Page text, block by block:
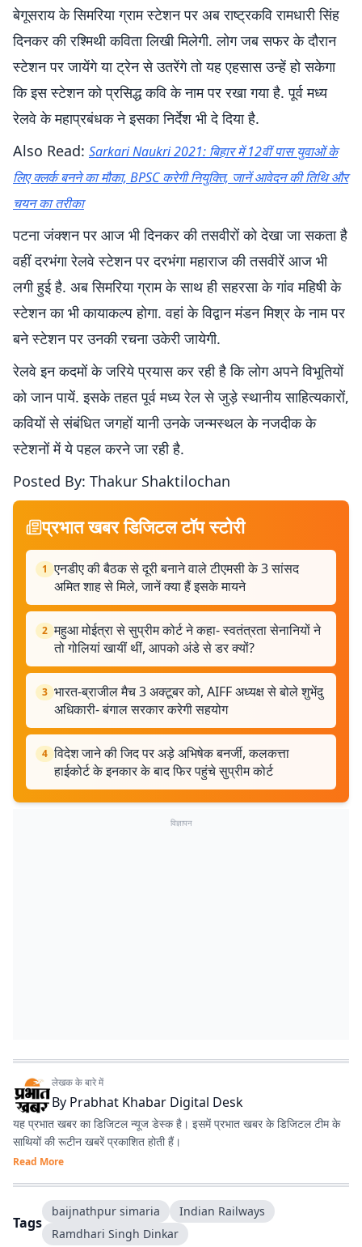
बेगूसराय के सिमरिया ग्राम स्टेशन पर अब राष्ट्रकवि रामधारी सिंह
दिनकर की रश्मिथी कविता लिखी मिलेगी. लोग जब सफर के दौरान
स्टेशन पर जायेंगे या ट्रेन से उतरेंगे तो यह एहसास उन्हें हो सकेगा
कि इस स्टेशन को प्रसिद्ध कवि के नाम पर रखा गया है. पूर्व मध्य
रेलवे के महाप्रबंधक ने इसका निर्देश भी दे दिया है.
Also Read: Sarkari Naukri 2021: बिहार में 12वीं पास युवाओं के
लिए क्लर्क बनने का मौका, BPSC करेगी नियुक्ति, जानें आवेदन की तिथि और
चयन का तरीका
पटना जंक्शन पर आज भी दिनकर की तसवीरों को देखा जा सकता है
वहीं दरभंगा रेलवे स्टेशन पर दरभंगा महाराज की तसवीरें आज भी
लगी हुई है. अब सिमरिया ग्राम के साथ ही सहरसा के गांव महिषी के
स्टेशन का भी कायाकल्प होगा. वहां के विद्वान मंडन मिश्र के नाम पर
बने स्टेशन पर उनकी रचना उकेरी जायेगी.
रेलवे इन कदमों के जरिये प्रयास कर रही है कि लोग अपने विभूतियों
को जान पायें. इसके तहत पूर्व मध्य रेल से जुड़े स्थानीय साहित्यकारों,
कवियों से संबंधित जगहों यानी उनके जन्मस्थल के नजदीक के
स्टेशनों में ये पहल करने जा रही है.
Posted By: Thakur Shaktilochan
प्रभात खबर डिजिटल टॉप स्टोरी
1 एनडीए की बैठक से दूरी बनाने वाले टीएमसी के 3 सांसद
अमित शाह से मिले, जानें क्या हैं इसके मायने
2 महुआ मोईत्रा से सुप्रीम कोर्ट ने कहा- स्वतंत्रता सेनानियों ने
तो गोलियां खायीं थीं, आपको अंडे से डर क्यों?
3 भारत-ब्राजील मैच 3 अक्टूबर को, AIFF अध्यक्ष से बोले शुभेंदु
अधिकारी- बंगाल सरकार करेगी सहयोग
4 विदेश जाने की जिद पर अड़े अभिषेक बनर्जी, कलकत्ता
हाईकोर्ट के इनकार के बाद फिर पहुंचे सुप्रीम कोर्ट
विज्ञापन
लेखक के बारे में
By Prabhat Khabar Digital Desk
यह प्रभात खबर का डिजिटल न्यूज डेस्क है। इसमें प्रभात खबर के डिजिटल टीम के
साथियों की रूटीन खबरें प्रकाशित होती हैं।
Read More
Tags
baijnathpur simaria
Indian Railways
Ramdhari Singh Dinkar